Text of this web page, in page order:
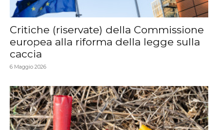
Critiche (riservate) della Commissione
europea alla riforma della legge sulla
caccia
6 Maggio 2026